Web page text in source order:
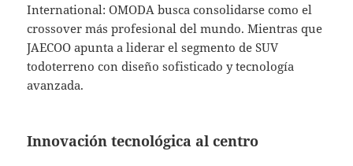
International: OMODA busca consolidarse como el
crossover más profesional del mundo. Mientras que
JAECOO apunta a liderar el segmento de SUV
todoterreno con diseño sofisticado y tecnología
avanzada.
Innovación tecnológica al centro